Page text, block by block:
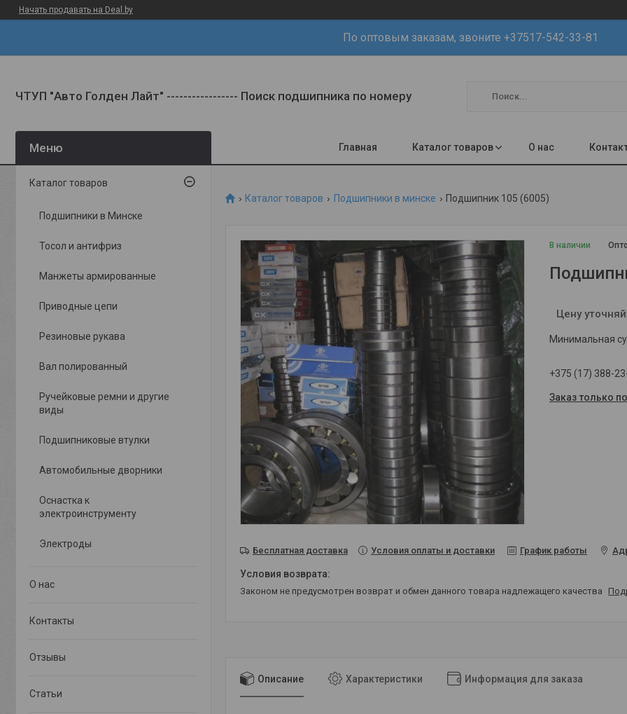
Начать продавать на Deal.by
По оптовым заказам, звоните +37517-542-33-81
ЧТУП "Авто Голден Лайт" ----------------- Поиск подшипника по номеру
Главная Каталог товаров О нас
Каталог товаров Подшипники в минске Подшипник 105 (6005)
В наличии
Цену
Минимальная
+375 (17) 388-
Заказ только
Бесплатная доставка Условия оплаты и доставки График работы
Законом не предусмотрен возврат и обмен данного товара надлежащего качества
Описание Характеристики Информация для заказа
Каталог товаров
Подшипники в Минске
Тосол и антифриз
Манжеты армированные
Приводные цепи
Резиновые рукава
Вал полированный
Ручейковые ремни и другие
виды
Подшипниковые втулки
Автомобильные дворники
Оснастка к
электроинструменту
Электроды
О нас
Контакты
Отзывы
Статьи